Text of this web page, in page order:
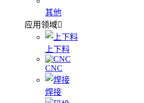
其他
应用领域
上下料
CNC
焊接